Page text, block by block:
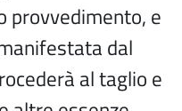
provvedimento, e
dal
al taglio e